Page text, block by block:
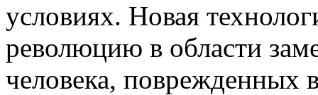
условиях. Новая
революцию в области
человека, поврежденных